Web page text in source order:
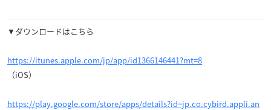
▼ダウンロードはこちら
https://itunes.apple.com/jp/app/id1366146441?mt=8
（iOS）
https://play.google.com/store/apps/details?id=jp.co.cybird.appli.an